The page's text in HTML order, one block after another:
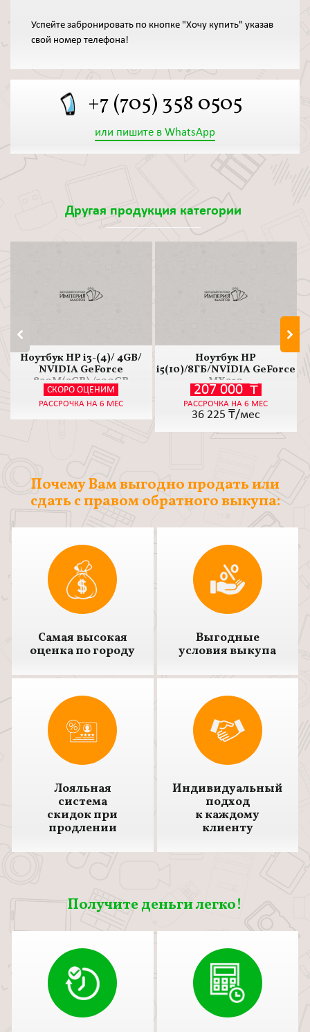
Успейте забронировать по кнопке "Хочу купить" указав
свой номер телефона!
+7 (705) 358 0505
или пишите в WhatsApp
Другая продукция категории
Ноутбук HP i3-(4)/ 4GB/
NVIDIA GeForce
820M(2GB) /500GB
СКОРО ОЦЕНИМ
РАССРОЧКА НА 6 МЕС
Ноутбук HP
i5(10)/8ГБ/NVIDIA GeForce
MX250
207 000 ₸
РАССРОЧКА НА 6 МЕС
36 225 ₸/мес
Почему Вам выгодно продать или
сдать с правом обратного выкупа:
Самая высокая
оценка по городу
Выгодные
условия выкупа
Лояльная
система
скидок при
продлении
Индивидуальный
подход
к каждому
клиенту
Получите деньги легко!